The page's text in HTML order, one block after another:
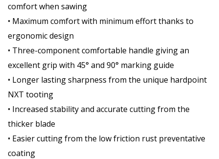
comfort when sawing
• Maximum comfort with minimum effort thanks to
ergonomic design
• Three-component comfortable handle giving an
excellent grip with 45° and 90° marking guide
• Longer lasting sharpness from the unique hardpoint
NXT tooting
• Increased stability and accurate cutting from the
thicker blade
• Easier cutting from the low friction rust preventative
coating